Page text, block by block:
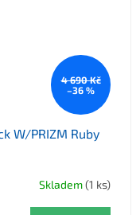
4 690 Kč
–36 %
W/PRIZM Ruby
Skladem(1 ks)